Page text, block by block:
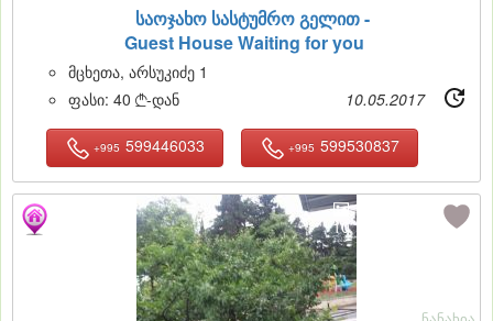
საოჯახო სასტუმრო გელით -
Guest House Waiting for you
მცხეთა, არსუკიძე 1
ფასი: 40 -დან 10.05.2017
+995 599446033 +995 599530837
10